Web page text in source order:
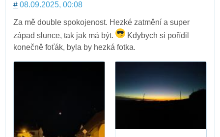
# 08.09.2025, 00:08
Za mě double spokojenost. Hezké zatmění a super
západ slunce, tak jak má být.
Kdybych si pořídil
konečně foťák, byla by hezká fotka.